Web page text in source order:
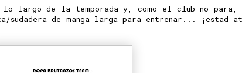
largo de la temporada y, como el club no para,
sudadera de manga larga para entrenar... ¡estad